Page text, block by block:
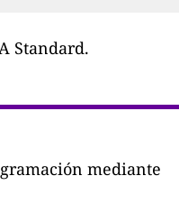
Standard.
mediante